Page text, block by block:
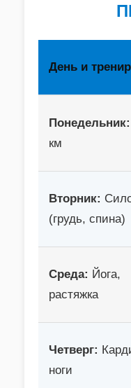
День и
Понедельник:
км
Вторник:
(грудь, спина)
Среда: Йога,
растяжка
Четверг:
ноги